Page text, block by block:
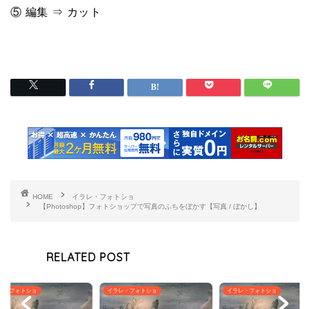
⑤ 編集 ⇒ カット
HOME
イラレ・フォトショ
【Photoshop】フォトショップで写真のふちをぼかす【写真 / ぼかし】
RELATED POST
・フォトショ イラレ・フォトショ イラレ・フォトショ